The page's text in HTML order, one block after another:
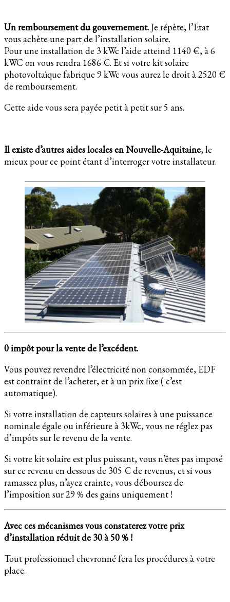
Un remboursement du gouvernement. Je répète, l’Etat
vous achète une part de l’installation solaire.
Pour une installation de 3 kWc l’aide atteind 1140 €, à 6
kWC on vous rendra 1686 €. Et si votre kit solaire
photovoltaïque fabrique 9 kWc vous aurez le droit à 2520 €
de remboursement.
Cette aide vous sera payée petit à petit sur 5 ans.
Il existe d’autres aides locales en Nouvelle-Aquitaine, le
mieux pour ce point étant d’interroger votre installateur.
0 impôt pour la vente de l’excédent.
Vous pouvez revendre l’électricité non consommée, EDF
est contraint de l’acheter, et à un prix fixe ( c’est
automatique).
Si votre installation de capteurs solaires à une puissance
nominale égale ou inférieure à 3kWc, vous ne réglez pas
d’impôts sur le revenu de la vente.
Si votre kit solaire est plus puissant, vous n’êtes pas imposé
sur ce revenu en dessous de 305 € de revenus, et si vous
ramassez plus, n’ayez crainte, vous déboursez de
l’imposition sur 29 % des gains uniquement !
Avec ces mécanismes vous constaterez votre prix
d’installation réduit de 30 à 50 % !
Tout professionnel chevronné fera les procédures à votre
place.